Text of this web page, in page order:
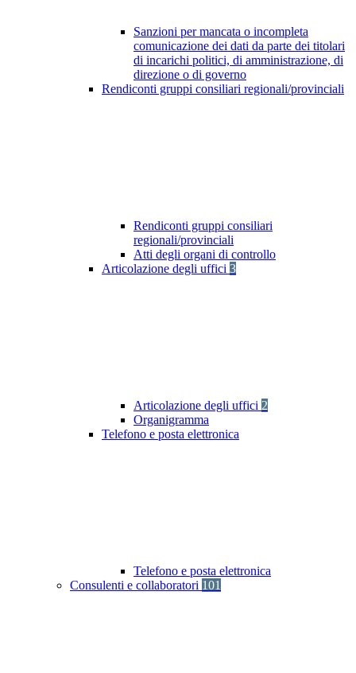
Sanzioni per mancata o incompleta
comunicazione dei dati da parte dei titolari
di incarichi politici, di amministrazione, di
direzione o di governo
Rendiconti gruppi consiliari regionali/provinciali
Rendiconti gruppi consiliari
regionali/provinciali
Atti degli organi di controllo
Articolazione degli uffici 3
Articolazione degli uffici 2
Organigramma
Telefono e posta elettronica
Telefono e posta elettronica
Consulenti e collaboratori 101